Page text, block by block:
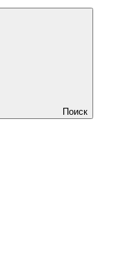
Поиск